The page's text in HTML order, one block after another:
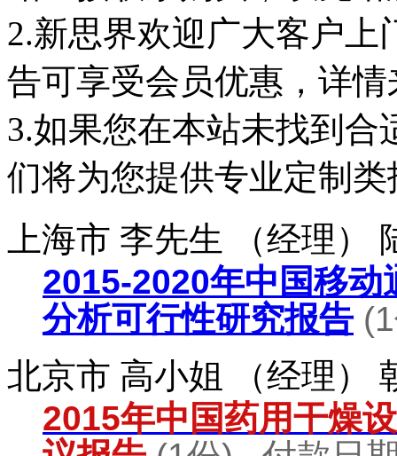
2.新思界欢迎广大客户
告可享受会员优惠，详
3.如果您在本站未找到
们将为您提供专业定制类
上海市 李先生 （经理）
2015-2020年中国移
分析可行性研究报告(1
北京市 高小姐 （经理）
2015年中国药用干燥